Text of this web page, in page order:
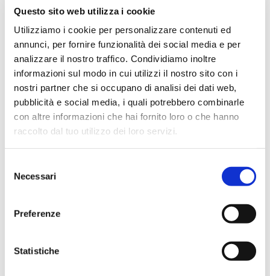
Questo sito web utilizza i cookie
Utilizziamo i cookie per personalizzare contenuti ed
annunci, per fornire funzionalità dei social media e per
analizzare il nostro traffico. Condividiamo inoltre
informazioni sul modo in cui utilizzi il nostro sito con i
nostri partner che si occupano di analisi dei dati web,
pubblicità e social media, i quali potrebbero combinarle
con altre informazioni che hai fornito loro o che hanno
raccolto dal tuo utilizzo dei loro servizi.
delNecessari
Preferenze
Statistiche
Un terzo fattore è la capacità di analisi dei fenomeni di
rischio e poi il passaggio da un
looking (guardo cosa avvenuto in passato e cerco di
allineare i miei processi alle aree di miglioramento
riscontrate) a unapproccio forward looking (cerco di
capire in anticipo i nuovi rischi da gestire e mi organizzo
per tempo). Sul primo fronte, la capacità di elaborare
grandi quantità di dati, anche attraverso il ricorso a
tecniche di analytics, rappresenta sempre di più un fattore
critico di successo nell’attività di controllo dei rischi, inclusi
quelli di non conformità alle norme. Questo richiederà
verosimilmente l’investimento in nuova strumentazione IT,
più potente e in grado di sfruttare le potenzialità offerte
dai big data.
Sul fronte dell’approccio prospettico, invece, così come già
avviene per altre funzioni di controllo aziendali, si
approccio forward looking, capace di indirizzare in modo
ancor più efficace le scelte di business sotto il profilo del
rischio di non conformità. Modelli quantitativi mutuati dal
approcci alla valutazione del rischio di natura quasi sempre
qualitativa e basati su autovalutazioni fatte direttamente